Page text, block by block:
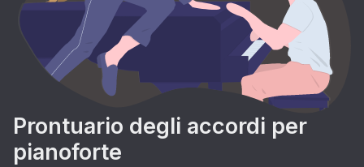
Prontuario degli accordi per
pianoforte